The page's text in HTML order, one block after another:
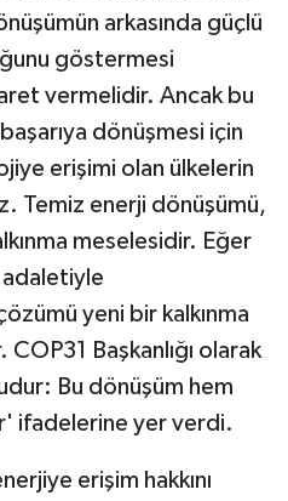
arkasında güçlü
göstermesi
vermelidir. Ancak bu
dönüşmesi için
erişimi olan ülkelerin
Temiz enerji dönüşümü,
meselesidir. Eğer
adaletiyle
yeni bir kalkınma
Başkanlığı olarak
Bu dönüşüm hem
ifadelerine yer verdi.
erişim hakkını